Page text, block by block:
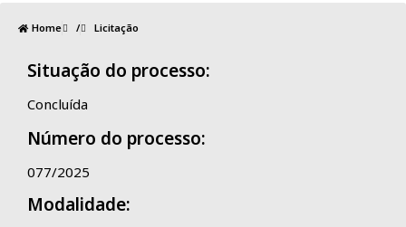
Home / Licitação
Situação do processo:
Concluída
Número do processo:
077/2025
Modalidade: